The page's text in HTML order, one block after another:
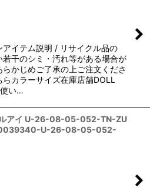
アイテム説明 / リサイクル品の
若干のシミ・汚れ等がある場合が
らかじめご了承の上ご注文くださ
カラーサイズ在庫店舗DOLL
い…
アイ U-26-08-05-052-TN-ZU
U-26-08-05-052-